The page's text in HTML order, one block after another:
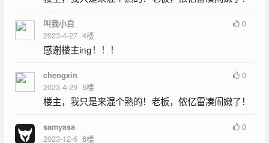
叫我小白
2023-4-27 4楼
0
感谢楼主ing！！！
chengxin
2023-4-29 5楼
0
楼主，我只是来混个熟的！老板，侬亿雷凑闹嫩了！
samyasa
2023-12-6 6楼
0